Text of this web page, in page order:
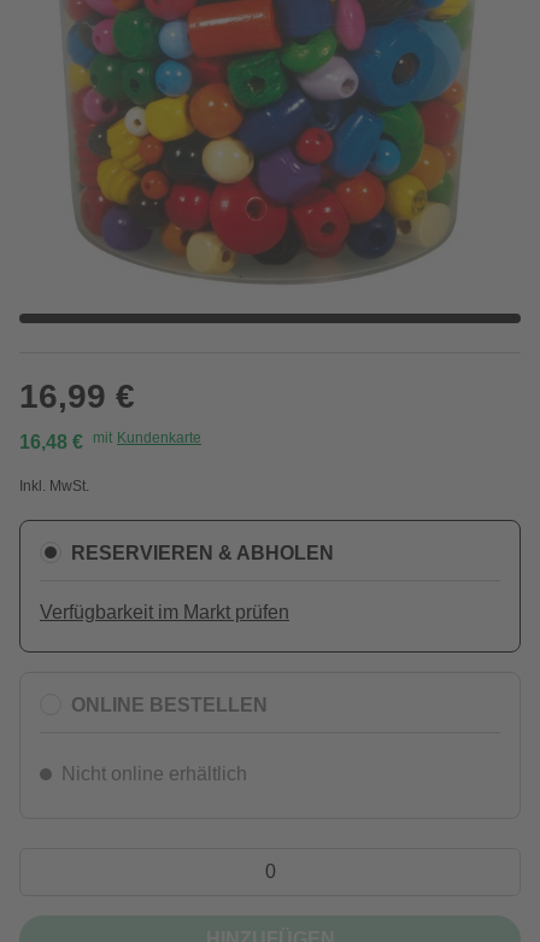
16,99 €
16,48 € mit Kundenkarte
Inkl. MwSt.
RESERVIEREN & ABHOLEN
Verfügbarkeit im Markt prüfen
ONLINE BESTELLEN
Nicht online erhältlich